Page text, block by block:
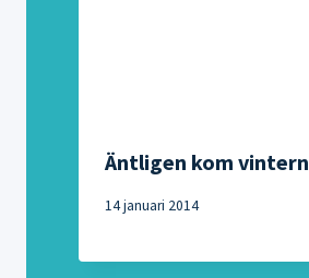
Äntligen kom vintern
14 januari 2014